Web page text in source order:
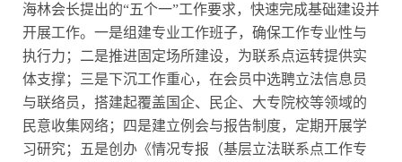
海林会长提出的“五个一”工作要求，快速完成基础建设并
开展工作。一是组建专业工作班子，确保工作专业性与
执行力；二是推进固定场所建设，为联系点运转提供实
体支撑；三是下沉工作重心，在会员中选聘立法信息员
与联络员，搭建起覆盖国企、民企、大专院校等领域的
民意收集网络；四是建立例会与报告制度，定期开展学
习研究；五是创办《情况专报（基层立法联系点工作专